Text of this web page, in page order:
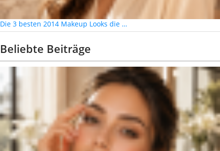
Die 3 besten 2014 Makeup Looks die …
Beliebte Beiträge